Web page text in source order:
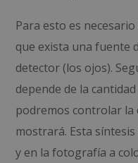
Para esto es
que exista una fuente
detector (los ojos).
depende de la
podremos controlar la
mostrará. Esta
y en la fotografía a